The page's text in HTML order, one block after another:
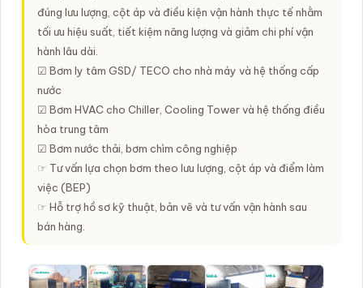
đúng lưu lượng, cột áp và điều kiện vận hành thực tế nhằm
tối ưu hiệu suất, tiết kiệm năng lượng và giảm chi phí vận
hành lâu dài.
☑ Bơm ly tâm GSD/ TECO cho nhà máy và hệ thống cấp
nước
☑ Bơm HVAC cho Chiller, Cooling Tower và hệ thống điều
hòa trung tâm
☑ Bơm nước thải, bơm chìm công nghiệp
☞ Tư vấn lựa chọn bơm theo lưu lượng, cột áp và điểm làm
việc (BEP)
☞ Hỗ trợ hồ sơ kỹ thuật, bản vẽ và tư vấn vận hành sau
bán hàng.